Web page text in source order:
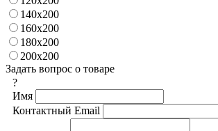
140х200
160х200
180х200
200х200
Задать вопрос о товаре
?
Имя
Контактный Email